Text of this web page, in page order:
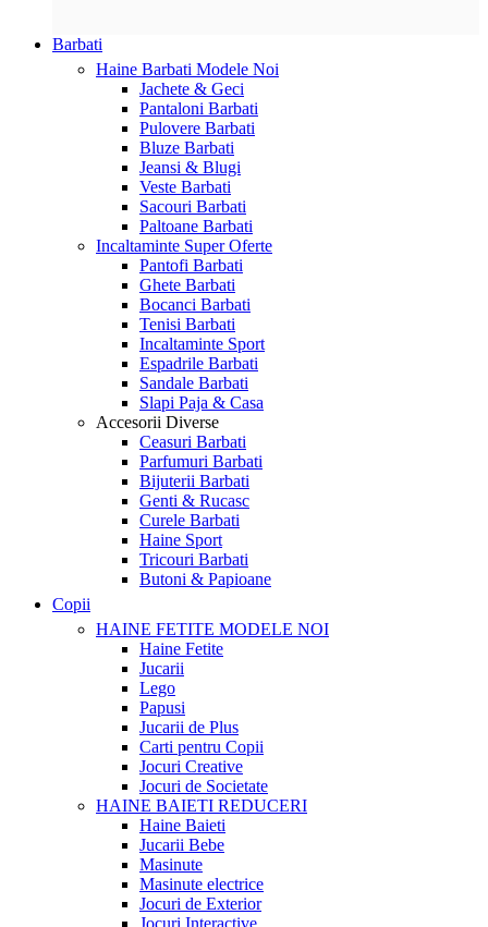
Barbati
Haine Barbati Modele Noi
Jachete & Geci
Pantaloni Barbati
Pulovere Barbati
Bluze Barbati
Jeansi & Blugi
Veste Barbati
Sacouri Barbati
Paltoane Barbati
Incaltaminte Super Oferte
Pantofi Barbati
Ghete Barbati
Bocanci Barbati
Tenisi Barbati
Incaltaminte Sport
Espadrile Barbati
Sandale Barbati
Slapi Paja & Casa
Accesorii Diverse
Ceasuri Barbati
Parfumuri Barbati
Bijuterii Barbati
Genti & Rucasc
Curele Barbati
Haine Sport
Tricouri Barbati
Butoni & Papioane
Copii
HAINE FETITE MODELE NOI
Haine Fetite
Jucarii
Lego
Papusi
Jucarii de Plus
Carti pentru Copii
Jocuri Creative
Jocuri de Societate
HAINE BAIETI REDUCERI
Haine Baieti
Jucarii Bebe
Masinute
Masinute electrice
Jocuri de Exterior
Jocuri Interactive